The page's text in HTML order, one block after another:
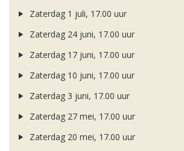
Zaterdag 1 juli, 17.00 uur
Zaterdag 24 juni, 17.00 uur
Zaterdag 17 juni, 17.00 uur
Zaterdag 10 juni, 17.00 uur
Zaterdag 3 juni, 17.00 uur
Zaterdag 27 mei, 17.00 uur
Zaterdag 20 mei, 17.00 uur